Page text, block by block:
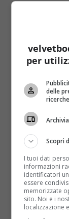
The, caffè,
amare sono
regime
questo
Come ogni
resetsi
.
affette da
diabete) o le
indicazioni eil
reset:
Colazione:
scremato
mirtilli o
arachidi (o
spolverata
se si
per
delle
Scopri
I tuoi dati
informazioni
identificatori
essere
memorizzate
sito. Noi e i
localizzazione